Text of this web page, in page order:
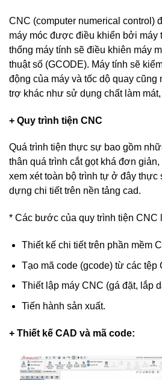
CNC (computer numerical control)
máy móc được điều khiển bởi máy
thống máy tính sẽ điều khiên máy
thuật số (GCODE). Máy tính sẽ
động của máy và tốc dộ quay cũng
trợ khác như sử dụng chất làm
+ Quy trình tiện CNC
Quá trình tiện thực sự bao gồm
thân quá trình cắt gọt khá đơn
xem xét toàn bộ trình tự ở đây thực
dựng chi tiết trên nền tảng cad.
* Các bước của quy trình tiện CNC
Thiết kế chi tiết trên phần mềm
Tạo mã code (gcode) từ các tệp
Thiết lập máy CNC (gá đặt, lắp
Tiến hành sản xuất.
+ Thiết kế CAD và mã code: